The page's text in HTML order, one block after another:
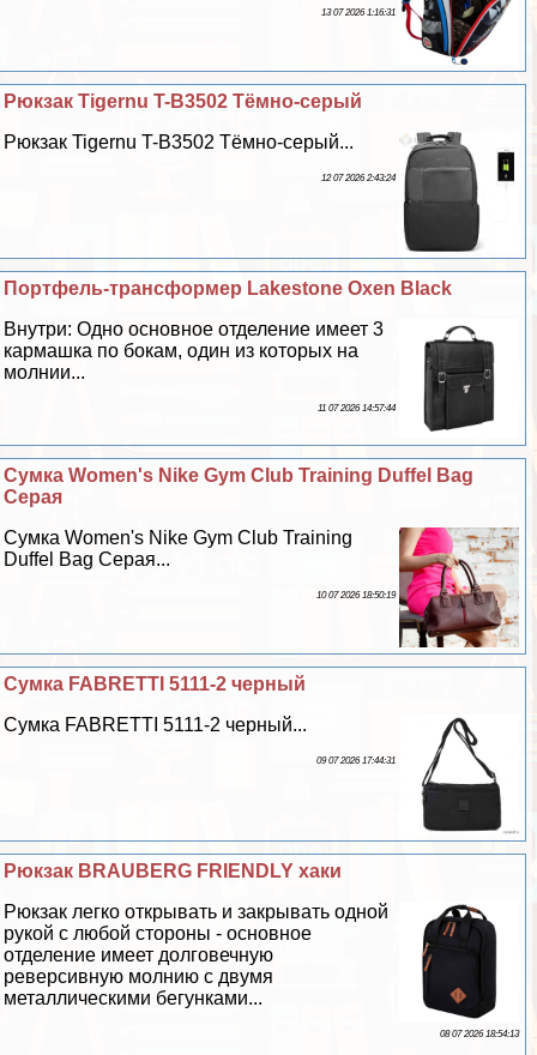
13 07 2026 1:16:31
Рюкзак Tigernu T-B3502 Тёмно-серый
Рюкзак Tigernu T-B3502 Тёмно-серый...
12 07 2026 2:43:24
Портфель-трaнcформер Lakestone Oxen Black
Внутри: Одно основное отделение имеет 3
кармашка по бокам, один из которых на
молнии...
11 07 2026 14:57:44
Сумка Women's Nike Gym Club Training Duffel Bag
Серая
Сумка Women's Nike Gym Club Training
Duffel Bag Серая...
10 07 2026 18:50:19
Сумка FABRETTI 5111-2 черный
Сумка FABRETTI 5111-2 черный...
09 07 2026 17:44:31
Рюкзак BRAUBERG FRIENDLY хаки
Рюкзак легко открывать и закрывать одной
рукой с любой стороны - основное
отделение имеет долговечную
реверсивную молнию с двумя
металлическими бегунками...
08 07 2026 18:54:13